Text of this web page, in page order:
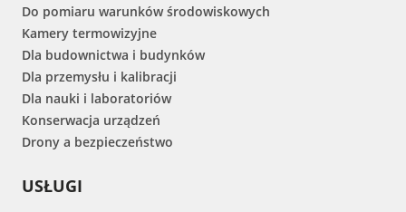
Do pomiaru warunków środowiskowych
Kamery termowizyjne
Dla budownictwa i budynków
Dla przemysłu i kalibracji
Dla nauki i laboratoriów
Konserwacja urządzeń
Drony a bezpieczeństwo
USŁUGI